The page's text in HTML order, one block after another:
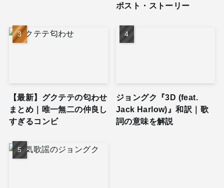
ポスト・ストーリー
【最新】グクテテの匂わせ
まとめ｜唯一無二の仲良し
すぎるコンビ
ジョングク『3D (feat.
Jack Harlow)』和訳｜歌
詞の意味を解説